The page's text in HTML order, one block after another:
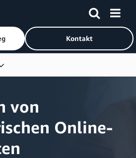
Kontakt
von
Online-